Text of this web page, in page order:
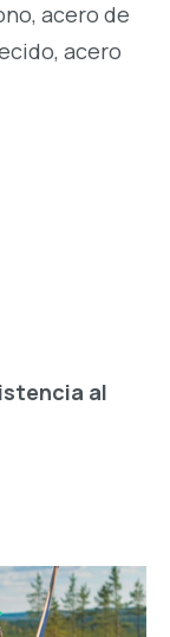
acero de
acero
al